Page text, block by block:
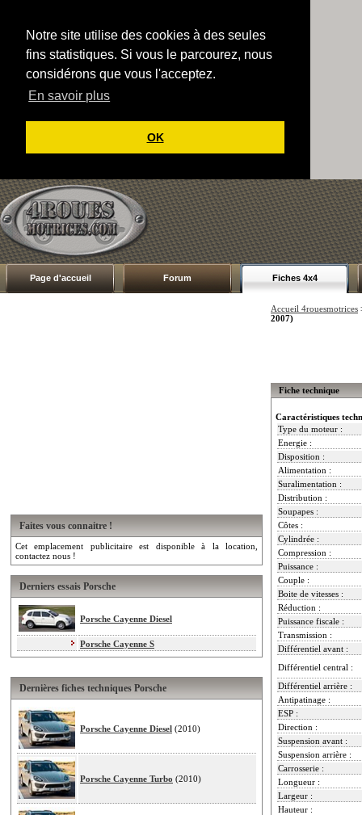
Notre site utilise des cookies à des seules
fins statistiques. Si vous le parcourez, nous
considérons que vous l'acceptez.
En savoir plus
OK
Page d'accueil Forum Fiches 4x4
Faites vous connaitre !
Cet emplacement publicitaire est disponible à la location,
contactez nous !
Derniers essais Porsche
Porsche Cayenne Diesel
Porsche Cayenne S
Dernières fiches techniques Porsche
Porsche Cayenne Diesel (2010)
Porsche Cayenne Turbo (2010)
Accueil 4rouesmotrices
2007)
Fiche technique
Caractéristiques
Type du moteur :
Energie :
Disposition :
Alimentation :
Suralimentation :
Distribution :
Soupapes :
Côtes :
Cylindrée :
Compression :
Puissance :
Couple :
Boite de vitesses :
Réduction :
Puissance fiscale :
Transmission :
Différentiel avant :
Différentiel central :
Différentiel arrière :
Antipatinage :
ESP :
Direction :
Suspension avant :
Suspension arrière :
Carrosserie :
Longueur :
Largeur :
Hauteur :